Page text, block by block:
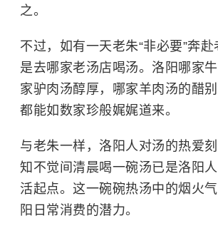
之。
不过，如有一天老朱“非必要”奔
是去哪家老汤店喝汤。洛阳哪家
家驴肉汤醇厚，哪家羊肉汤的醋
都能如数家珍般娓娓道来。
与老朱一样，洛阳人对汤的热爱
知不觉间清晨喝一碗汤已是洛阳
活起点。这一碗碗热汤中的烟火
阳日常消费的潜力。